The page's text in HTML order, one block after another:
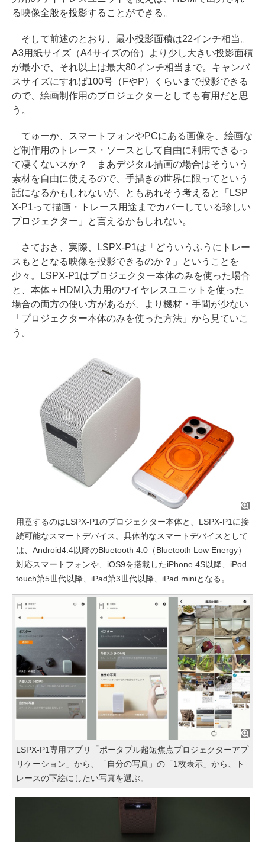
る映像全般を投影することができる。
そして前述のとおり、最小投影面積は22インチ相当。
A3用紙サイズ（A4サイズの倍）より少し大きい投影面積
が最小で、それ以上は最大80インチ相当まで。キャンバ
スサイズにすれば100号（FやP）くらいまで投影できる
ので、絵画制作用のプロジェクターとしても有用だと思
う。
てゅーか、スマートフォンやPCにある画像を、絵画な
ど制作用のトレース・ソースとして自由に利用できるっ
て凄くないスか？ まあデジタル描画の場合はそういう
素材を自由に使えるので、手描きの世界に限ってという
話になるかもしれないが、ともあれそう考えると「LSP
X-P1って描画・トレース用途までカバーしている珍しい
プロジェクター」と言えるかもしれない。
さておき、実際、LSPX-P1は「どういうふうにトレー
スもととなる映像を投影できるのか？」ということを
少々。LSPX-P1はプロジェクター本体のみを使った場合
と、本体＋HDMI入力用のワイヤレスユニットを使った
場合の両方の使い方があるが、より機材・手間が少ない
「プロジェクター本体のみを使った方法」から見ていこ
う。
用意するのはLSPX-P1のプロジェクター本体と、LSPX-P1に接
続可能なスマートデバイス。具体的なスマートデバイスとして
は、Android4.4以降のBluetooth 4.0（Bluetooth Low Energy）
対応スマートフォンや、iOS9を搭載したiPhone 4S以降、iPod
touch第5世代以降、iPad第3世代以降、iPad miniとなる。
LSPX-P1専用アプリ「ポータブル超短焦点プロジェクターアプ
リケーション」から、「自分の写真」の「1枚表示」から、ト
レースの下絵にしたい写真を選ぶ。